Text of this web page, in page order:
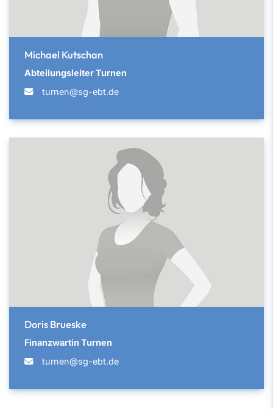
Michael Kutschan
Abteilungsleiter Turnen
turnen@sg-ebt.de
Doris Brueske
Finanzwartin Turnen
turnen@sg-ebt.de